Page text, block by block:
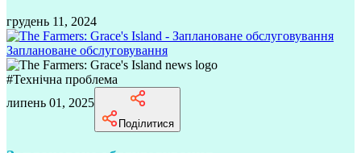
грудень 11, 2024
Заплановане обслуговування
#Технічна проблема
липень 01, 2025
Поділитися